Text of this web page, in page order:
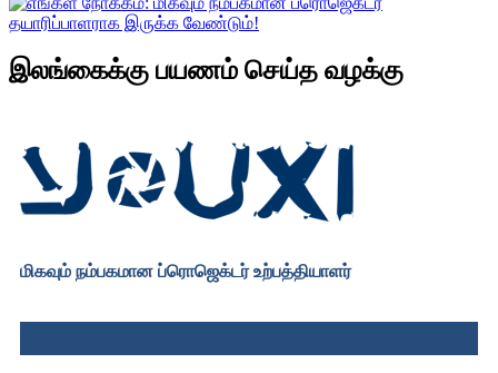
இலங்கைக்கு பயணம் செய்த வழக்கு
மிகவும் நம்பகமான ப்ரொஜெக்டர் உற்பத்தியாளர்